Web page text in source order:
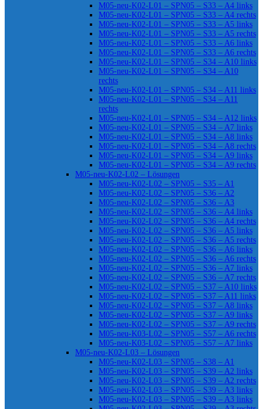
M05-neu-K02-L01 – SPN05 – S33 – A4 links
M05-neu-K02-L01 – SPN05 – S33 – A4 rechts
M05-neu-K02-L01 – SPN05 – S33 – A5 links
M05-neu-K02-L01 – SPN05 – S33 – A5 rechts
M05-neu-K02-L01 – SPN05 – S33 – A6 links
M05-neu-K02-L01 – SPN05 – S33 – A6 rechts
M05-neu-K02-L01 – SPN05 – S34 – A10 links
M05-neu-K02-L01 – SPN05 – S34 – A10
rechts
M05-neu-K02-L01 – SPN05 – S34 – A11 links
M05-neu-K02-L01 – SPN05 – S34 – A11
rechts
M05-neu-K02-L01 – SPN05 – S34 – A12 links
M05-neu-K02-L01 – SPN05 – S34 – A7 links
M05-neu-K02-L01 – SPN05 – S34 – A8 links
M05-neu-K02-L01 – SPN05 – S34 – A8 rechts
M05-neu-K02-L01 – SPN05 – S34 – A9 links
M05-neu-K02-L01 – SPN05 – S34 – A9 rechts
M05-neu-K02-L02 – Lösungen
M05-neu-K02-L02 – SPN05 – S35 – A1
M05-neu-K02-L02 – SPN05 – S36 – A2
M05-neu-K02-L02 – SPN05 – S36 – A3
M05-neu-K02-L02 – SPN05 – S36 – A4 links
M05-neu-K02-L02 – SPN05 – S36 – A4 rechts
M05-neu-K02-L02 – SPN05 – S36 – A5 links
M05-neu-K02-L02 – SPN05 – S36 – A5 rechts
M05-neu-K02-L02 – SPN05 – S36 – A6 links
M05-neu-K02-L02 – SPN05 – S36 – A6 rechts
M05-neu-K02-L02 – SPN05 – S36 – A7 links
M05-neu-K02-L02 – SPN05 – S36 – A7 rechts
M05-neu-K02-L02 – SPN05 – S37 – A10 links
M05-neu-K02-L02 – SPN05 – S37 – A11 links
M05-neu-K02-L02 – SPN05 – S37 – A8 links
M05-neu-K02-L02 – SPN05 – S37 – A9 links
M05-neu-K02-L02 – SPN05 – S37 – A9 rechts
M05-neu-K03-L02 – SPN05 – S57 – A6 rechts
M05-neu-K03-L02 – SPN05 – S57 – A7 links
M05-neu-K02-L03 – Lösungen
M05-neu-K02-L03 – SPN05 – S38 – A1
M05-neu-K02-L03 – SPN05 – S39 – A2 links
M05-neu-K02-L03 – SPN05 – S39 – A2 rechts
M05-neu-K02-L03 – SPN05 – S39 – A3 links
M05-neu-K02-L03 – SPN05 – S39 – A3 links